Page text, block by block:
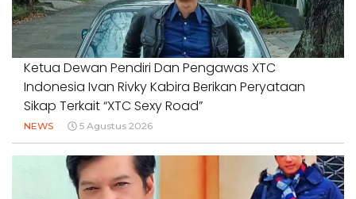
Ketua Dewan Pendiri Dan Pengawas XTC
Indonesia Ivan Rivky Kabira Berikan Peryataan
Sikap Terkait “XTC Sexy Road”
NEWS 5 Agustus 2026